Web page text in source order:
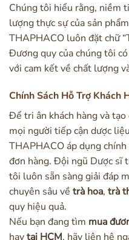
Chúng tôi hiểu rằng, niềm
lượng thực sự của sản
THAPHACO luôn đặt chữ
Đương quy của chúng tôi
với cam kết về chất lượng
Chính Sách Hỗ Trợ Khách
Để tri ân khách hàng và
mọi người tiếp cận dược
THAPHACO áp dụng chính
đơn hàng. Đội ngũ Dược sĩ
tôi luôn sẵn sàng giải đáp
chuyên sâu về trà hoa, trà
quy hiệu quả.
Nếu bạn đang tìm mua
haytại HCM, hãy liên hệ